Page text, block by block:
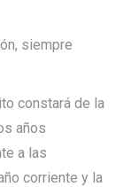
siempre
constará de la
años
a las
corriente y la